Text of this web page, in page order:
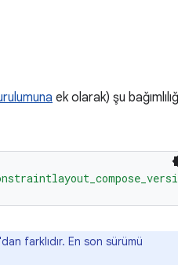
ek olarak) şu
farklıdır. En son sürümü